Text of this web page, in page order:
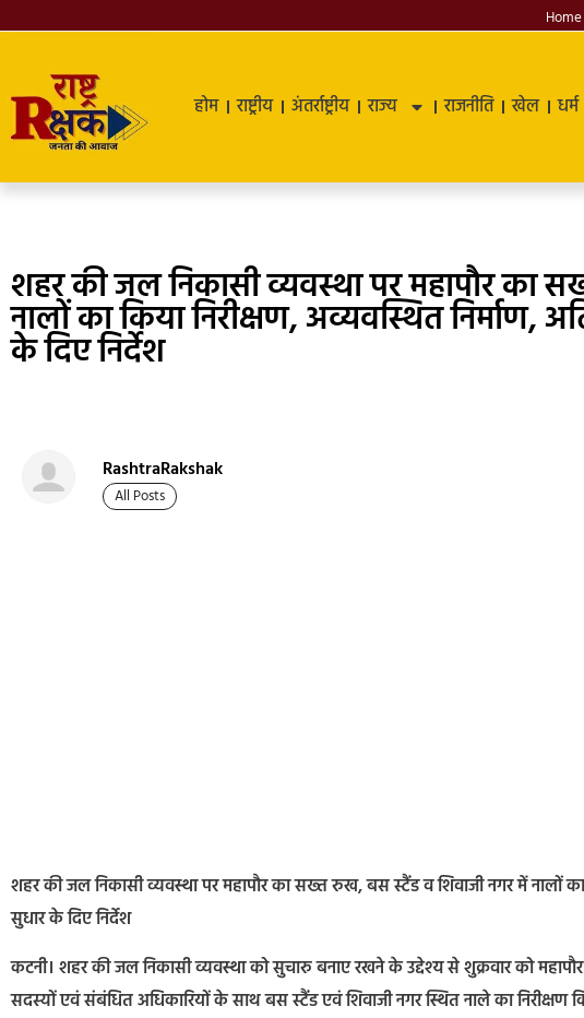
Home
होम राष्ट्रीय अंतर्राष्ट्रीय राज्य राजनीति खेल धर्म
शहर की जल निकासी व्यवस्था पर महापौर का
नालों का किया निरीक्षण, अव्यवस्थित निर्माण,
के दिए निर्देश
RashtraRakshak
All Posts
शहर की जल निकासी व्यवस्था पर महापौर का सख्त रुख, बस स्टैंड व शिवाजी नगर में नालों
सुधार के दिए निर्देश
कटनी। शहर की जल निकासी व्यवस्था को सुचारु बनाए रखने के उद्देश्य से शुक्रवार को महापौर
सदस्यों एवं संबंधित अधिकारियों के साथ बस स्टैंड एवं शिवाजी नगर स्थित नाले का निरीक्षण